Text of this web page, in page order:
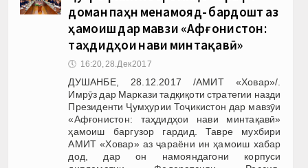
доман паҳн менамояд- бардошт аз
ҳамоиш дар мавзӯи «Афғонистон:
таҳдидҳои нави минтақавӣ»
🕔 16:20, 28.Дек 2017
ДУШАНБЕ, 28.12.2017 /АМИТ «Ховар»/.
Имрӯз дар Маркази тадқиқоти стратегии назди
Президенти Ҷумҳурии Тоҷикистон дар мавзӯи
«Афғонистон: таҳдидҳои нави минтақавӣ»
ҳамоиш баргузор гардид. Тавре мухбири
АМИТ «Ховар» аз ҷараёни ин ҳамоиш хабар
дод, дар он намояндагони корпуси